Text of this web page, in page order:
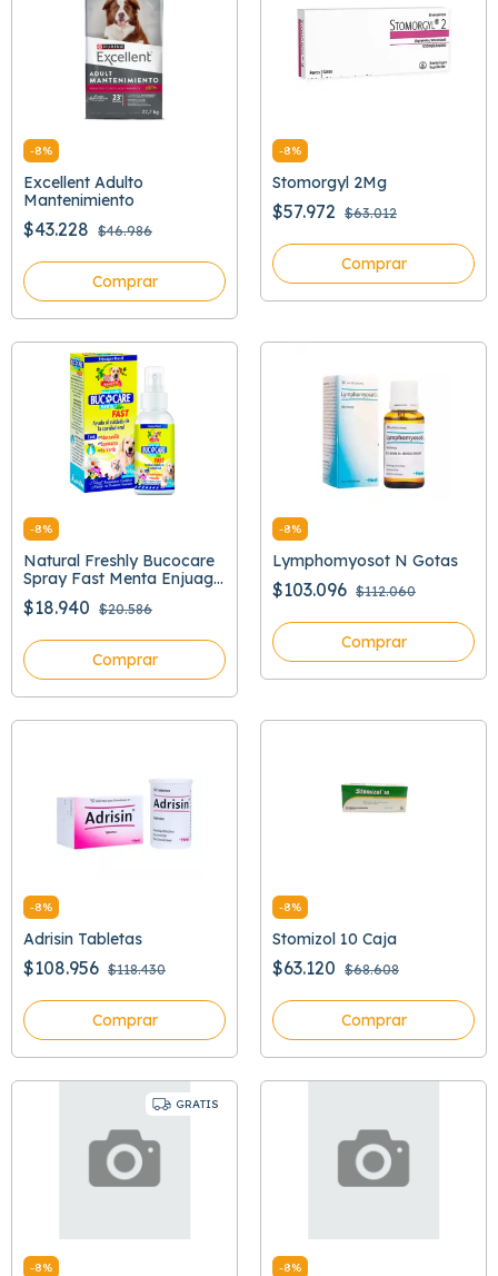
-8%
Excellent Adulto
Mantenimiento
$43.228 $46.986
Comprar
-8%
Stomorgyl 2Mg
$57.972 $63.012
Comprar
-8%
Natural Freshly Bucocare
Spray Fast Menta Enjuage
Bucal
$18.940 $20.586
Comprar
-8%
Lymphomyosot N Gotas
$103.096 $112.060
Comprar
-8%
Adrisin Tabletas
$108.956 $118.430
Comprar
-8%
Stomizol 10 Caja
$63.120 $68.608
Comprar
GRATIS
-8% -8%